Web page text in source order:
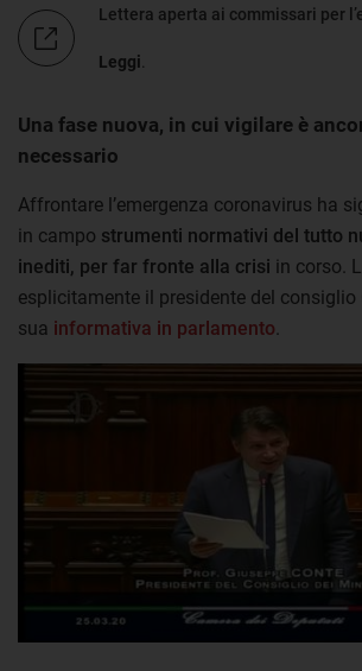
Lettera aperta ai commissari per
Leggi
Una fase nuova, in cui vigilare è
necessario
Affrontare l’emergenza coronavirus ha
in campo strumenti normativi del tutto
inediti, per far fronte alla crisi in corso.
esplicitamente il presidente del consiglio
sua informativa in parlamento